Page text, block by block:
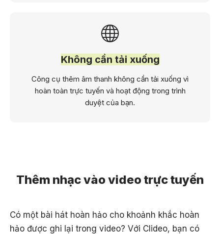
Không cần tải xuống
Công cụ thêm âm thanh không cần tải xuống vì
hoàn toàn trực tuyến và hoạt động trong trình
duyệt của bạn.
Thêm nhạc vào video trực tuyến
Có một bài hát hoàn hảo cho khoảnh khắc hoàn
hảo được ghi lại trong video? Với Clideo, bạn có